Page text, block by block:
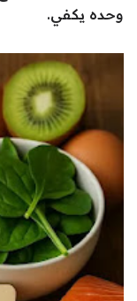
وحده يكفي.